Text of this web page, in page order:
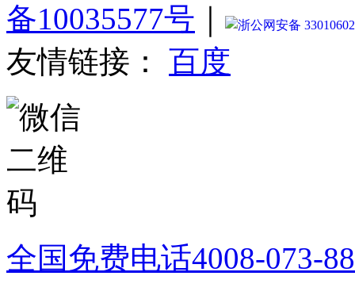
备10035577号
浙公网安备
友情链接： 百度
全国免费电话4008-073-